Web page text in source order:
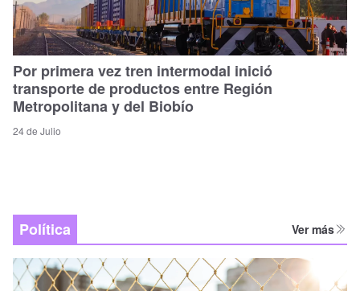
Por primera vez tren intermodal inició
transporte de productos entre Región
Metropolitana y del Biobío
24 de Julio
Política Ver más